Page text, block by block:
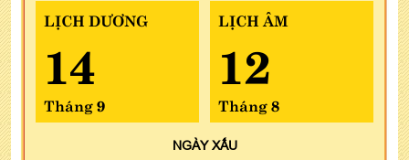
LỊCH DƯƠNG
14
Tháng 9
LỊCH ÂM
12
Tháng 8
NGÀYXẤU